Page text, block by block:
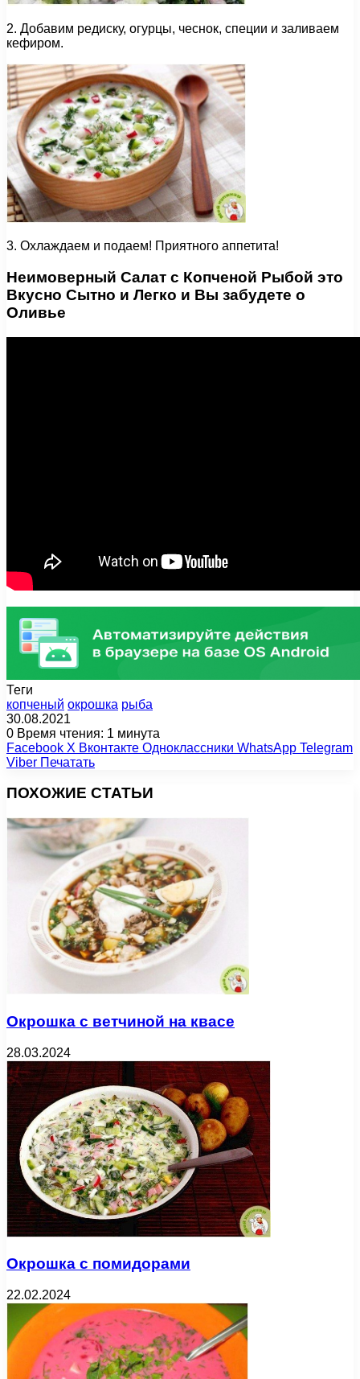
2. Добавим редиску, огурцы, чеснок, специи и заливаем
кефиром.
3. Охлаждаем и подаем! Приятного аппетита!
Неимоверный Салат с Копченой Рыбой это
Вкусно Сытно и Легко и Вы забудете о
Оливье
Теги
копченый окрошка рыба
30.08.2021
0 Время чтения: 1 минута
Facebook X Вконтакте Одноклассники WhatsApp Telegram
Viber Печатать
ПОХОЖИЕ СТАТЬИ
Окрошка с ветчиной на квасе
28.03.2024
Окрошка с помидорами
22.02.2024